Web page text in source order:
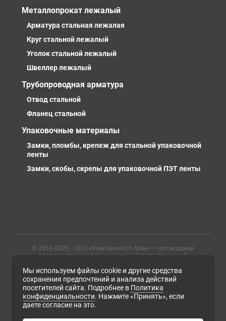
Металлопрокат лежалый
Арматура стальная лежалая
Круг стальной лежалый
Уголок стальной лежалый
Швеллер лежалый
Трубопроводная арматура
Отвод стальной
Фланец стальной
Упаковочные материалы
Замки, пломбы, крепеж для стальной упаковочной
ленты
Замки, скобы, скрепы для упаковочной ПЭТ ленты
© 2016-2025 - ООО «Компания Ст-Ком» — это мощное
предприятие с сформированной логистической
профессиональными сотрудниками. Предлагаем
металлопрокат любых марок, типов и размеров с
доставкой в России и СНГ
ИНН 6679102638, ОГРН 1169658133171
Согласие на обработку персональных данных
Мы используем файлы cookie и другие средства
сохранения предпочтений и анализа действий
посетителей сайта. Подробнее в Политика
конфиденциальности. Нажмите «Принять», если
даете согласие на это.